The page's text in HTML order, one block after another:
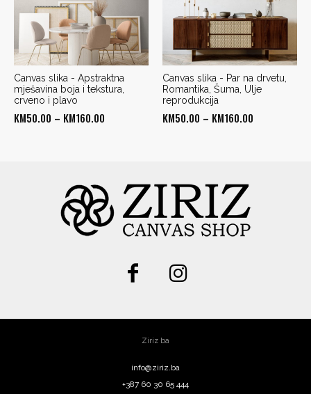
Canvas slika - Apstraktna
mješavina boja i tekstura,
crveno i plavo
KM50.00 – KM160.00
KM160.00
Canvas slika - Par na drvetu,
Romantika, Šuma, Ulje
reprodukcija
KM50.00 – KM160.00
Ziriz ba
info@ziriz.ba
+387 60 30 65 444